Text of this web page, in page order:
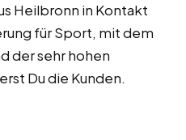
Heilbronn in Kontakt
für Sport, mit dem
der sehr hohen
Du die Kunden.